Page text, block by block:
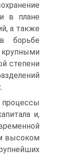
в плане
а также
в борьбе
степени
и,
высоком